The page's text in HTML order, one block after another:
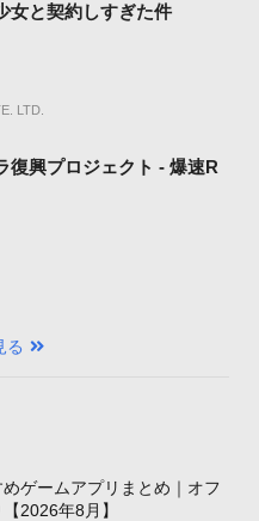
女と契約しすぎた件
LTD.
復興プロジェクト - 爆速R
る
ゲームアプリまとめ｜オフ
2026年8月】